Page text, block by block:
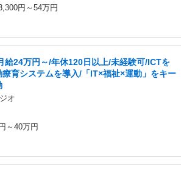
円～54万円
給24万円～/年休120日以上/未経験可/ICTを
育システムを導入/「IT×福祉×運動」をキー
オ
～40万円